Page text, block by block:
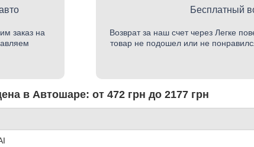
заказ на
Бесплатный
Возврат за наш счет через Легке
товар не подошел или не
в Автошаре: от 472 грн до 2177 грн